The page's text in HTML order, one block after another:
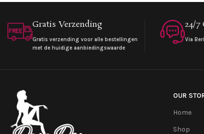
Gratis Verzending
Gratis verzending voor alle bestellingen
met de huidige aanbiedingswaarde
24/7
Via
OUR
Home
Shop